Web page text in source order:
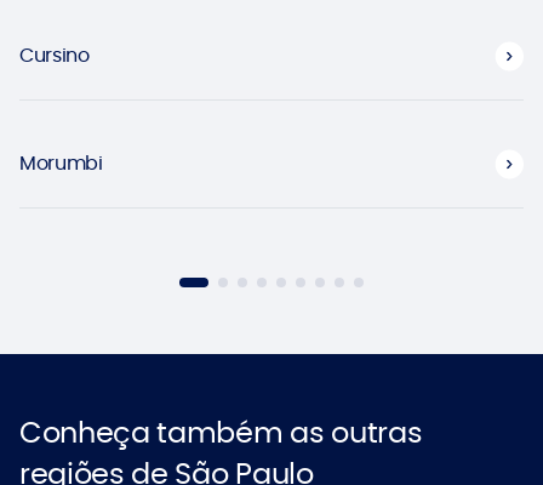
Cursino
Morumbi
Conheça também as outras
regiões de São Paulo